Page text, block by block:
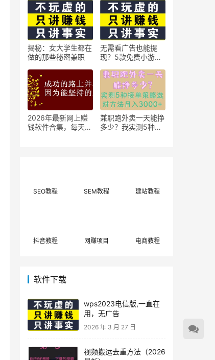
技巧
揭秘：女大学生都在
做的那些秘密兼职
无需看广告也能提
现？5款免费小游戏
2026年最新网上赚
钱软件合集，每天免
兼职跑外卖一天能挣
多少？我实测5种接
SEO教程 SEM教程 建站教程
抖音教程 网赚项目 电商教程
软件下载
wps2023电信版,一直在
用，无广告
2026 年 3 月 27 日
视频搬运去重方法（2026